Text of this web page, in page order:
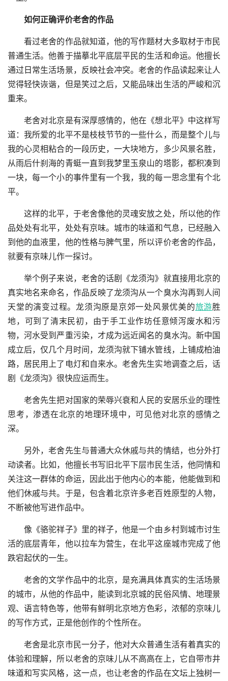
如何正确评价老舍的作品
看过老舍的作品就知道，他的写作题材大多取材于市民
普通生活。他善于描摹北平底层平民的生活和命运。他擅长
通过日常生活场景，反映社会冲突。老舍的作品读起来让人
觉得轻快诙谐，但是笑过之后，又能品味出生活的严峻和沉
重来。
老舍对北京是有深厚感情的，他在《想北平》中这样写
道：我所爱的北平不是枝枝节节的一些什么，而是整个儿与
我的心灵相粘合的一段历史，一大块地方，多少风景名胜，
从雨后什刹海的青蜓一直到我梦里玉泉山的塔影，都积凑到
一块，每一个小的事件里有一个我，我的每一思念里有个北
平。
这样的北平，于老舍像他的灵魂安放之处，所以他的作
品处处有北平，处处有京味。城市的味道和气息，已经融入
到他的血液里，他的性格与脾气里，所以评价老舍的作品，
就要有京味儿作一探讨。
举个例子来说，老舍的话剧《龙须沟》就直接用北京的
真实地名来命名，作品反映了龙须沟从一个臭水沟再到人间
天堂的演变过程。龙须沟原是京郊一处风景优美的旅游胜
地，可到了清末民初，由于手工业作坊任意倾泻废水和污
物，河水受到严重污染，才成为远近闻名的臭水沟。新中国
成立后，仅几个月时间，龙须沟就下铺水管线，上铺成柏油
路，居民用上了电灯和自来水。老舍先生实地调查之后，话
剧《龙须沟》很快应运而生。
老舍先生把对国家的荣辱兴衰和人民的安居乐业的理性
思考，渗透在北京的地理环境中，可见他对北京的感情之
深。
另外，老舍先生与普通大众休戚与共的情结，也分外打
动读者。比如，他擅长书写旧北平下层市民生活，他同情和
关注这一群体的命运，因此出于他内心的本能，他能做到和
他们休戚与共。于是，包含着北京许多老百姓原型的人物，
不断被他写进作品中。
像《骆驼祥子》里的祥子，他是一个由乡村到城市讨生
活的底层青年，他以拉车为营生，在北平这座城市完成了他
跌宕起伏的一生。
老舍的文学作品中的北京，是充满具体真实的生活场景
的城市，从他的作品中，能读到北京城的民俗风情、地理景
观、语言特色等，他带有鲜明北京地方色彩，浓郁的京味儿
的写作方式，正是他创作的个性所在。
老舍是北京市民一分子，他对大众普通生活有着真实的
体验和理解，所以老舍的京味儿从不高高在上，它自带市井
味道和写实风格，这一点，也让老舍的作品在文坛上独树一